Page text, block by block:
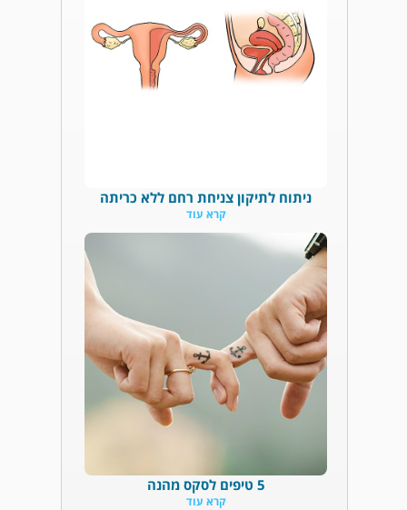
ניתוח לתיקון צניחת רחם ללא כריתה
קרא עוד
5 טיפים לסקס מהנה
קרא עוד